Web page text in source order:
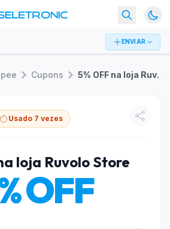
ENVIAR
Cupons 5% OFF na loja Ruvolo Store
Usado 7 vezes
loja Ruvolo Store
OFF